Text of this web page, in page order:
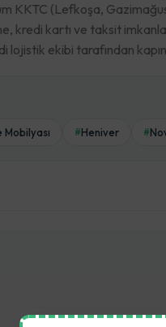
KKTC (Lefkoşa,
kredi kartı ve taksit
ekibi tarafından
Mobilyası #Heniver #